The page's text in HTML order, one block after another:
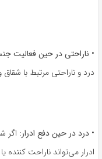
• ناراحتی در حین فعالیت
درد و ناراحتی مرتبط با
• درد در حین دفع ادرار: اگر
ادرار می‌تواند ناراحت کننده